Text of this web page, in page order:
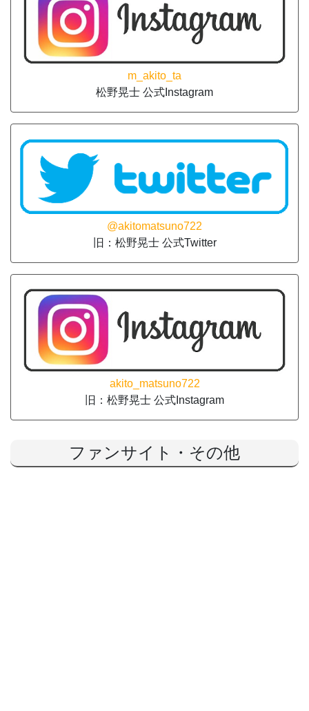
m_akito_ta
松野晃士 公式Instagram
@akitomatsuno722
旧：松野晃士 公式Twitter
akito_matsuno722
旧：松野晃士 公式Instagram
ファンサイト・その他